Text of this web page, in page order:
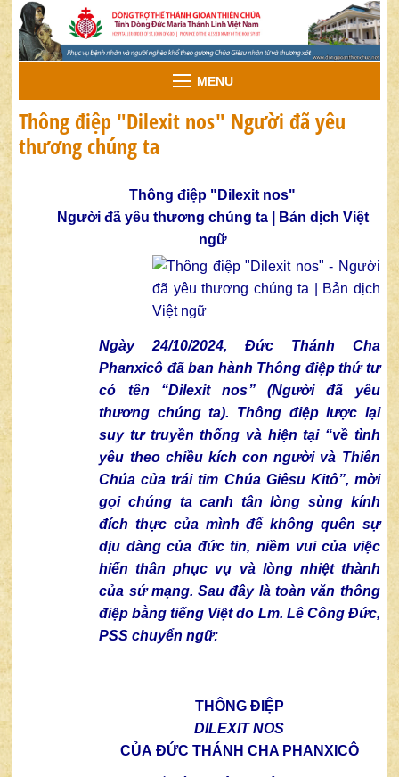
MENU
Thông điệp "Dilexit nos" Người đã yêu
thương chúng ta
Thông điệp "Dilexit nos"
Người đã yêu thương chúng ta | Bản dịch Việt
ngữ
Ngày 24/10/2024, Đức Thánh Cha
Phanxicô đã ban hành Thông điệp thứ tư
có tên “Dilexit nos” (Người đã yêu
thương chúng ta). Thông điệp lược lại
suy tư truyền thống và hiện tại “về tình
yêu theo chiều kích con người và Thiên
Chúa của trái tim Chúa Giêsu Kitô”, mời
gọi chúng ta canh tân lòng sùng kính
đích thực của mình để không quên sự
dịu dàng của đức tin, niềm vui của việc
hiến thân phục vụ và lòng nhiệt thành
của sứ mạng. Sau đây là toàn văn thông
điệp bằng tiếng Việt do Lm. Lê Công Đức,
PSS chuyển ngữ:
THÔNG ĐIỆP
DILEXIT NOS
CỦA ĐỨC THÁNH CHA PHANXICÔ